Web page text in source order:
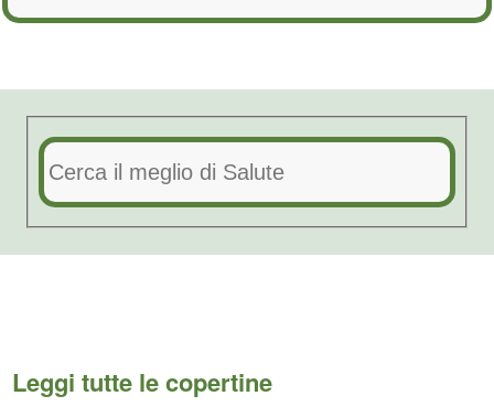
Leggi tutte le copertine